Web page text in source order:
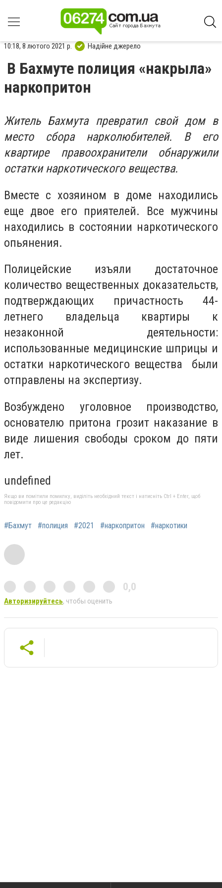
10:18, 8 лютого 2021 р. Надійне джерело
В Бахмуте полиция «накрыла»
наркопритон
Житель Бахмута превратил свой дом в
место сбора нарколюбителей. В его
квартире правоохранители обнаружили
остатки наркотического вещества.
Вместе с хозяином в доме находились
еще двое его приятелей. Все мужчины
находились в состоянии наркотического
опьянения.
Полицейские изъяли достаточное
количество вещественных доказательств,
подтверждающих причастность 44-
летнего владельца квартиры к
незаконной деятельности:
использованные медицинские шприцы и
остатки наркотического вещества были
отправлены на экспертизу.
Возбуждено уголовное производство,
основателю притона грозит наказание в
виде лишения свободы сроком до пяти
лет.
undefined
Якщо ви помітили помилку, виділіть необхідний текст і натисніть Ctrl + Enter, щоб
повідомити про це редакцію
#Бахмут #полиция #2021 #наркопритон #наркотики
0,0
Авторизируйтесь, чтобы оценить